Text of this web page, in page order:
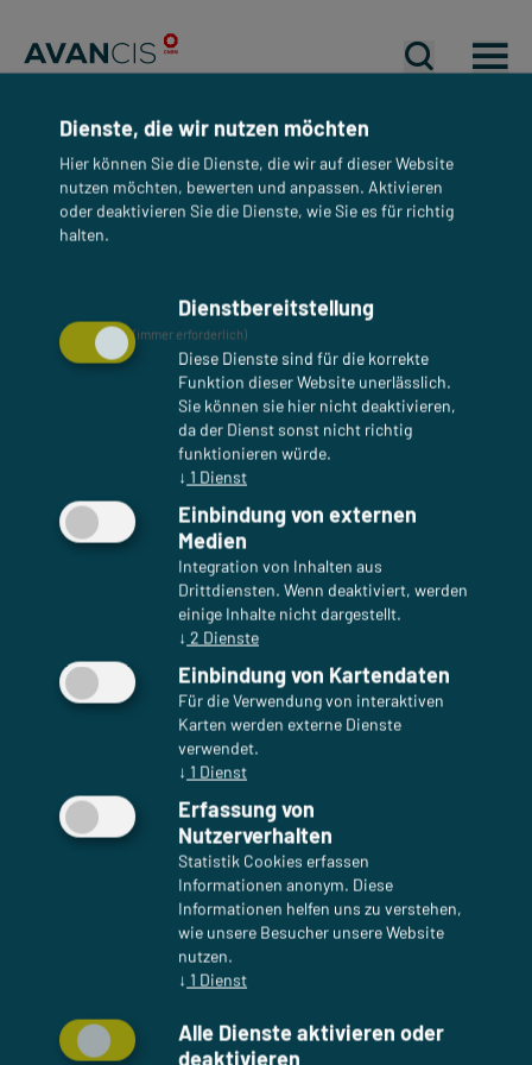
Mobiles
Mobiles
REFERENZDATENBLÄTTER
Melchiorstraße Bern
Unternehmen
Dienste, die wir nutzen möchten
Hier können Sie die Dienste, die wir auf dieser Website
nutzen möchten, bewerten und anpassen. Aktivieren
oder deaktivieren Sie die Dienste, wie Sie es für richtig
halten.
Dienstbereitstellung
(immer erforderlich)
Diese Dienste sind für die korrekte
Funktion dieser Website unerlässlich.
Sie können sie hier nicht deaktivieren,
da der Dienst sonst nicht richtig
funktionieren würde.
↓ 1 Dienst
Einbindung von externen
Medien
Integration von Inhalten aus
Drittdiensten. Wenn deaktiviert, werden
einige Inhalte nicht dargestellt.
↓ 2 Dienste
Einbindung von Kartendaten
Für die Verwendung von interaktiven
Karten werden externe Dienste
verwendet.
↓ 1 Dienst
Erfassung von
Nutzerverhalten
Statistik Cookies erfassen
Informationen anonym. Diese
Informationen helfen uns zu verstehen,
wie unsere Besucher unsere Website
nutzen.
↓ 1 Dienst
Alle Dienste aktivieren oder
deaktivieren